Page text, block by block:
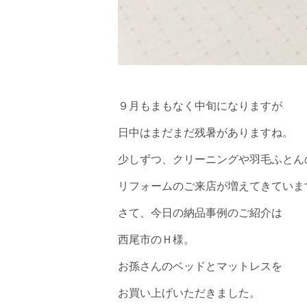
９月もまもなく中旬になりますが
日中はまだまだ残暑がありますね。
少しずつ、クリーニングや羽毛ふとん
リフォームのご来店が増えてきていま
さて、今日の納品事例のご紹介は
西尾市のＨ様。
お孫さんのベッドとマットレスを
お買い上げいただきました。